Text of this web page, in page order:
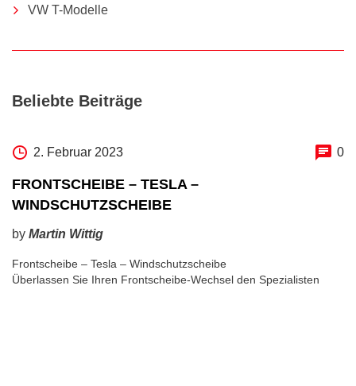
VW T-Modelle
Beliebte Beiträge
2. Februar 2023 0
FRONTSCHEIBE – TESLA –
WINDSCHUTZSCHEIBE
by Martin Wittig
Frontscheibe – Tesla – Windschutzscheibe
Überlassen Sie Ihren Frontscheibe-Wechsel den Spezialisten